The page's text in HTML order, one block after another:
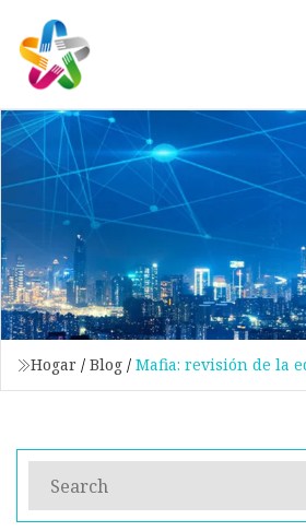
Hogar / Blog / Mafia: revisión de la